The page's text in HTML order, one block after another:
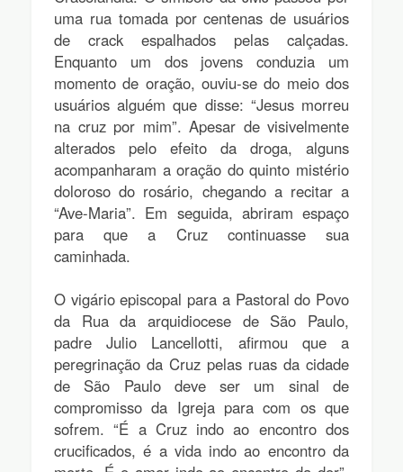
uma rua tomada por centenas de usuários
de crack espalhados pelas calçadas.
Enquanto um dos jovens conduzia um
momento de oração, ouviu-se do meio dos
usuários alguém que disse: “Jesus morreu
na cruz por mim”. Apesar de visivelmente
alterados pelo efeito da droga, alguns
acompanharam a oração do quinto mistério
doloroso do rosário, chegando a recitar a
“Ave-Maria”. Em seguida, abriram espaço
para que a Cruz continuasse sua
caminhada.
O vigário episcopal para a Pastoral do Povo
da Rua da arquidiocese de São Paulo,
padre Julio Lancellotti, afirmou que a
peregrinação da Cruz pelas ruas da cidade
de São Paulo deve ser um sinal de
compromisso da Igreja para com os que
sofrem. “É a Cruz indo ao encontro dos
crucificados, é a vida indo ao encontro da